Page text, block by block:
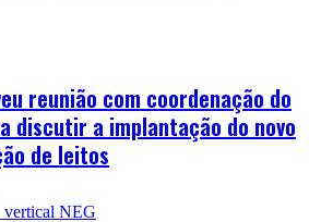
reunião com coordenação do
discutir a implantação do novo
de leitos